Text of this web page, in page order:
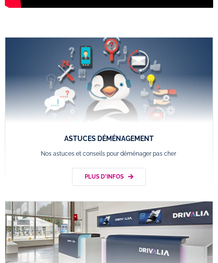
ASTUCES DÉMÉNAGEMENT
Nos astuces et conseils pour déménager pas cher
PLUS D'INFOS